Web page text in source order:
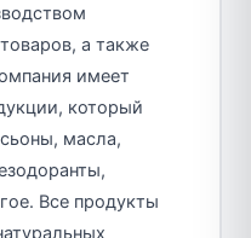
а также
имеет
который
масла,
Все продукты